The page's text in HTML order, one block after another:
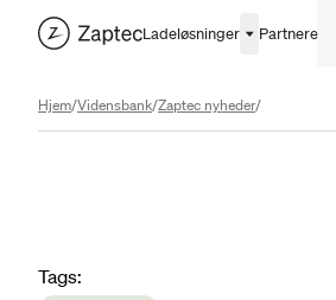
Ladeløsninger Partnere
Hjem/Vidensbank/Zaptec nyheder/
Article metadata
Tags: